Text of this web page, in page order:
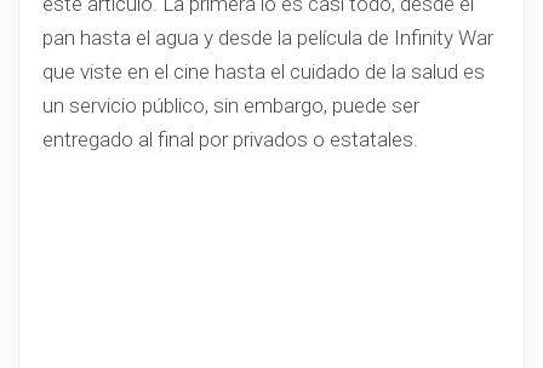
pan hasta el agua y desde la película de Infinity War
que viste en el cine hasta el cuidado de la salud es
un servicio público, sin embargo, puede ser
entregado al final por privados o estatales.